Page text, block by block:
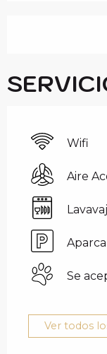
Wifi
Aire
Se
Ver todos